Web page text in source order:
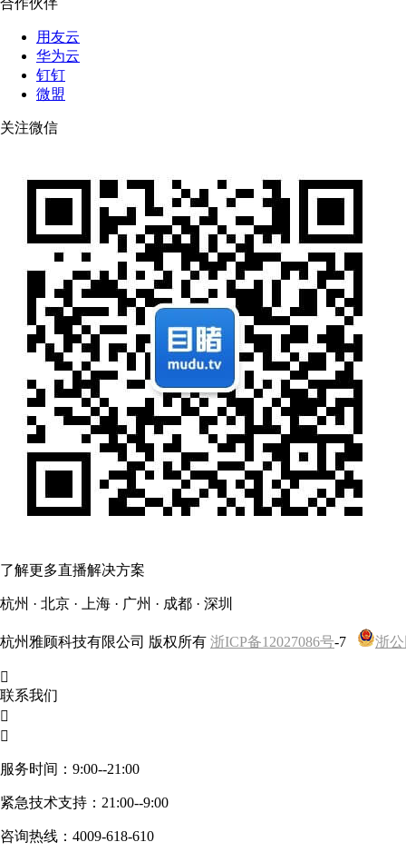
合作伙伴
用友云
华为云
钉钉
微盟
关注微信
了解更多直播解决方案
杭州 · 北京 · 上海 · 广州 · 成都 · 深圳
杭州雅顾科技有限公司 版权所有 浙ICP备12027086号-7 浙公

联系我们


服务时间：9:00--21:00
紧急技术支持：21:00--9:00
咨询热线：4009-618-610